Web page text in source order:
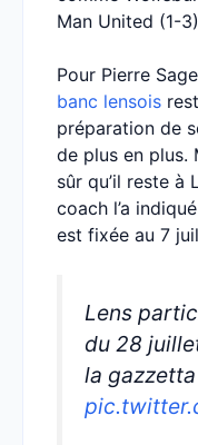
Man United (1-
Pour Pierre
banc lensois
préparation de
de plus en plus.
sûr qu’il reste à
coach l’a
est fixée au 7
Lens
du 28
la